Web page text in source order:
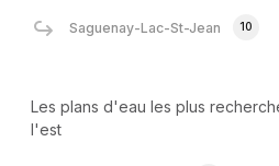
Saguenay-Lac-St-Jean 10
Les plans d'eau les plus
l'est